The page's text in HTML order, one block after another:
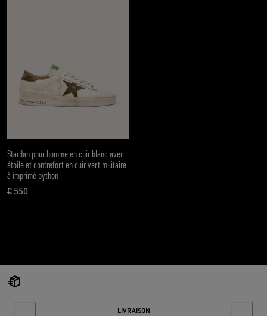
Stardan pour homme en cuir blanc avec
étoile et contrefort en cuir vert militaire
à imprimé python
€ 550
prix actuel € 550
LIVRAISON